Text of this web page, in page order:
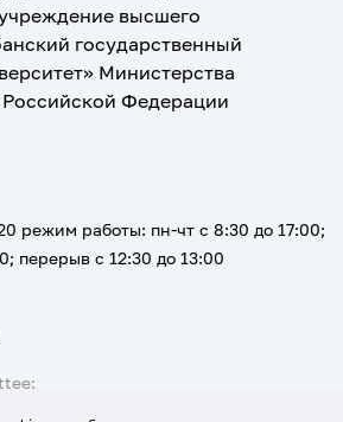
высшего
государственный
Министерства
Федерации
режим работы: пн-чт с 8:30 до 17:00;
перерыв с 12:30 до 13:00